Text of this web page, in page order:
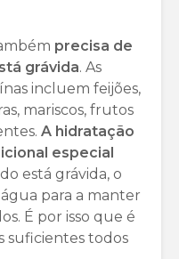
precisa de
grávida. As
incluem feijões,
mariscos, frutos
A hidratação
especial
está grávida, o
para a manter
É por isso que é
todos